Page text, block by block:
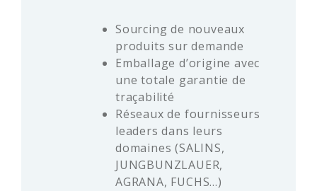
Sourcing de nouveaux
produits sur demande
Emballage d’origine avec
une totale garantie de
traçabilité
Réseaux de fournisseurs
leaders dans leurs
domaines (SALINS,
JUNGBUNZLAUER,
AGRANA, FUCHS…)